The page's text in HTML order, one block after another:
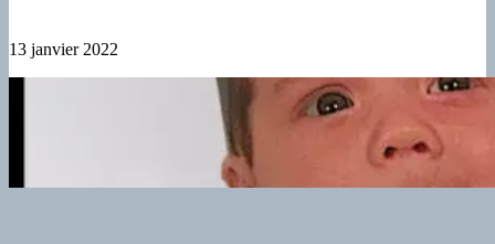
13 janvier 2022